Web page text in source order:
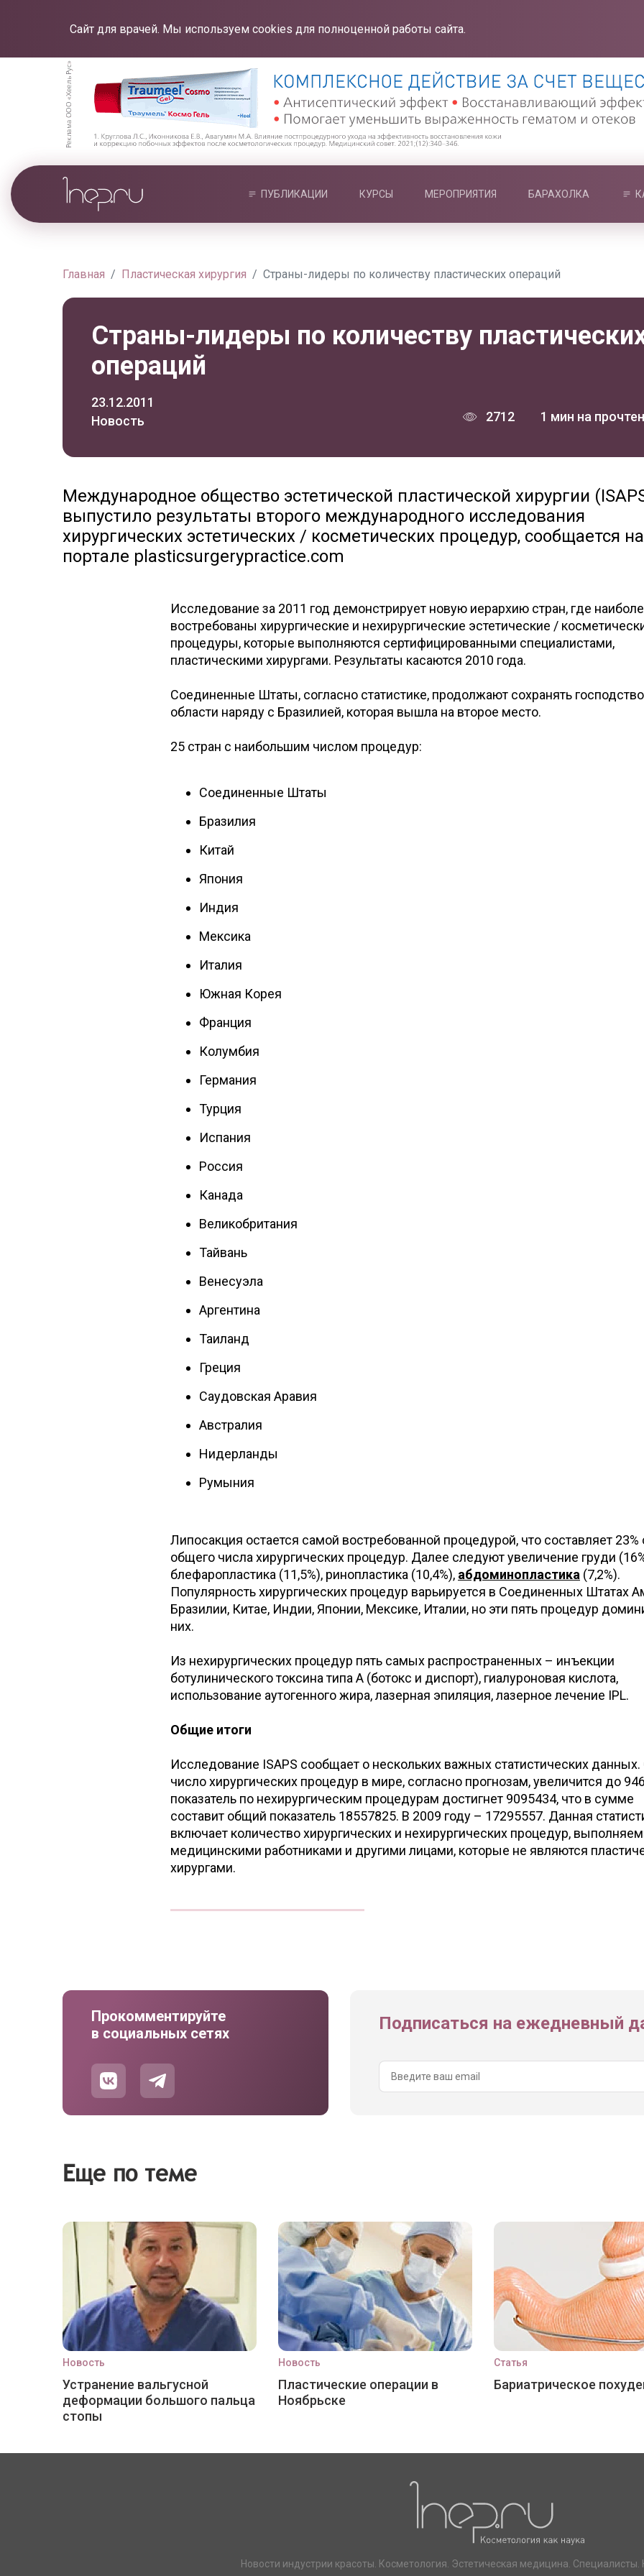
Сайт для врачей. Мы используем cookies для полноценной работы сайта.
ПУБЛИКАЦИИ КУРСЫ МЕРОПРИЯТИЯ БАРАХОЛКА
Главная Пластическая хирургия Страны-лидеры по количеству пластических операций
Страны-лидеры по количеству
операций
23.12.2011
Новость
2712 1 мин на
Международное общество эстетической пластической хирургии
выпустило результаты второго международного исследования
хирургических эстетических / косметических процедур, сообщается на
портале plasticsurgerypractice.com
Исследование за 2011 год демонстрирует новую иерархию стран, где
востребованы хирургические и нехирургические эстетические /
процедуры, которые выполняются сертифицированными специалистами,
пластическими хирургами. Результаты касаются 2010 года.
Соединенные Штаты, согласно статистике, продолжают сохранять
области наряду с Бразилией, которая вышла на второе место.
25 стран с наибольшим числом процедур:
Соединенные Штаты
Бразилия
Китай
Япония
Индия
Мексика
Италия
Южная Корея
Франция
Колумбия
Германия
Турция
Испания
Россия
Канада
Великобритания
Тайвань
Венесуэла
Аргентина
Таиланд
Греция
Саудовская Аравия
Австралия
Нидерланды
Румыния
Липосакция остается самой востребованной процедурой, что составляет 23%
общего числа хирургических процедур. Далее следуют увеличение груди
блефаропластика (11,5%), ринопластика (10,4%), абдоминопластика (7,2%).
Популярность хирургических процедур варьируется в Соединенных Штатах
Бразилии, Китае, Индии, Японии, Мексике, Италии, но эти пять процедур
них.
Из нехирургических процедур пять самых распространенных – инъекции
ботулинического токсина типа А (ботокс и диспорт), гиалуроновая кислота,
использование аутогенного жира, лазерная эпиляция, лазерное лечение IPL.
Общие итоги
Исследование ISAPS сообщает о нескольких важных статистических
число хирургических процедур в мире, согласно прогнозам, увеличится до
показатель по нехирургическим процедурам достигнет 9095434, что в сумме
составит общий показатель 18557825. В 2009 году – 17295557. Данная
включает количество хирургических и нехирургических процедур,
медицинскими работниками и другими лицами, которые не являются
хирургами.
Прокомментируйте
в социальных сетях
Подписаться на ежедневный
Еще по теме
Новость
Устранение вальгусной
деформации большого пальца
стопы
Новость
Пластические операции в
Ноябрьске
Статья
Бариатрическое
Новости индустрии красоты. Косметология. Эстетическая медицина. Специалисты.